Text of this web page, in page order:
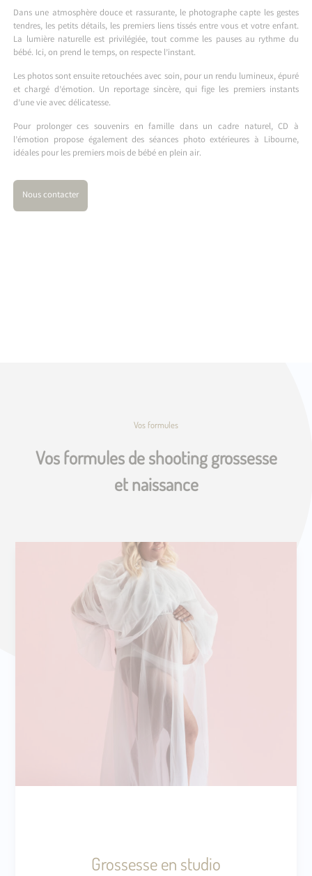
Dans une atmosphère douce et rassurante, le photographe capte les gestes
tendres, les petits détails, les premiers liens tissés entre vous et votre enfant.
La lumière naturelle est privilégiée, tout comme les pauses au rythme du
bébé. Ici, on prend le temps, on respecte l’instant.
Les photos sont ensuite retouchées avec soin, pour un rendu lumineux, épuré
et chargé d’émotion. Un reportage sincère, qui fige les premiers instants
d’une vie avec délicatesse.
Pour prolonger ces souvenirs en famille dans un cadre naturel, CD à
l’émotion propose également des séances photo extérieures à Libourne,
idéales pour les premiers mois de bébé en plein air.
Nous contacter
Vos formules
Vos formules de shooting grossesse
et naissance
Grossesse en studio